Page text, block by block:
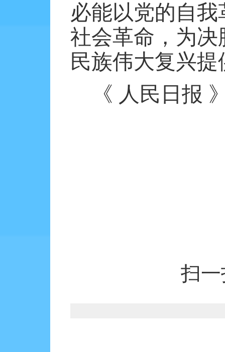
必能以党的自
社会革命，为
民族伟大复兴
《 人民日报
扫